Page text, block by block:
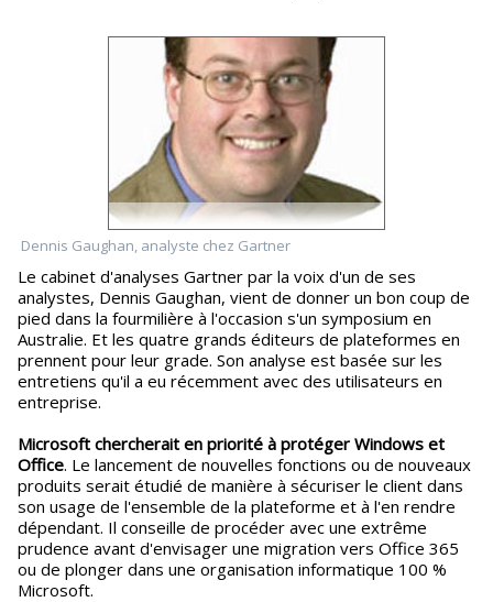
Dennis Gaughan, analyste chez Gartner
Le cabinet d'analyses Gartner par la voix d'un de ses
analystes, Dennis Gaughan, vient de donner un bon coup de
pied dans la fourmilière à l'occasion s'un symposium en
Australie. Et les quatre grands éditeurs de plateformes en
prennent pour leur grade. Son analyse est basée sur les
entretiens qu'il a eu récemment avec des utilisateurs en
entreprise.
Microsoft chercherait en priorité à protéger Windows et
Office. Le lancement de nouvelles fonctions ou de nouveaux
produits serait étudié de manière à sécuriser le client dans
son usage de l'ensemble de la plateforme et à l'en rendre
dépendant. Il conseille de procéder avec une extrême
prudence avant d'envisager une migration vers Office 365
ou de plonger dans une organisation informatique 100 %
Microsoft.